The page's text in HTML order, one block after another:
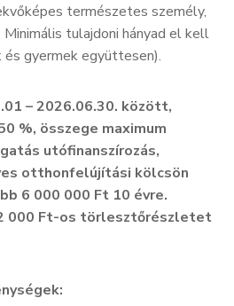
természetes személy,
tulajdoni hányad el kell
gyermek együttesen).
– 2026.06.30. között,
%, összege maximum
utófinanszírozás,
otthonfelújítási kölcsön
6 000 000 Ft 10 évre.
000 Ft-os törlesztőrészletet